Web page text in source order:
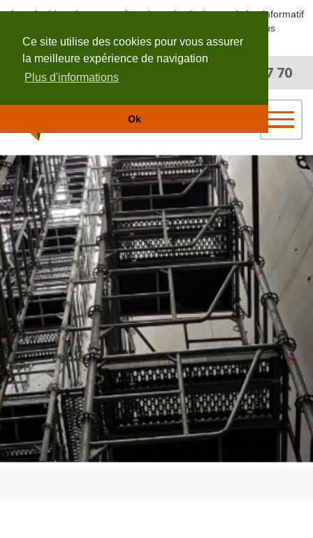
Ce site utilise des cookies pour vous assurer
la meilleure expérience de navigation
Plus d'informations
Ok
Attention! Les documents fournis sur le site le sont à titre informatif
et non contractuel. Merci de nous contactez pour plus
d'informations.
02 40 96 87 70